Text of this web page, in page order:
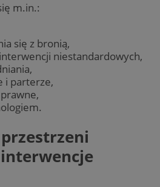
m.in.:
się z bronią,
niestandardowych,
i parterze,